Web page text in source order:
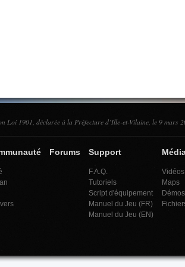
Loi 1901, déclarée à la Préfecture d’Ille-et-Vilaine, le 9 mars
Forums Support
F.A.Q.
Tutoriels
Script d'équipement
Manuel du Jeu (FR)
Manuel du Jeu (EN)
Vidéos
Maps
Démos